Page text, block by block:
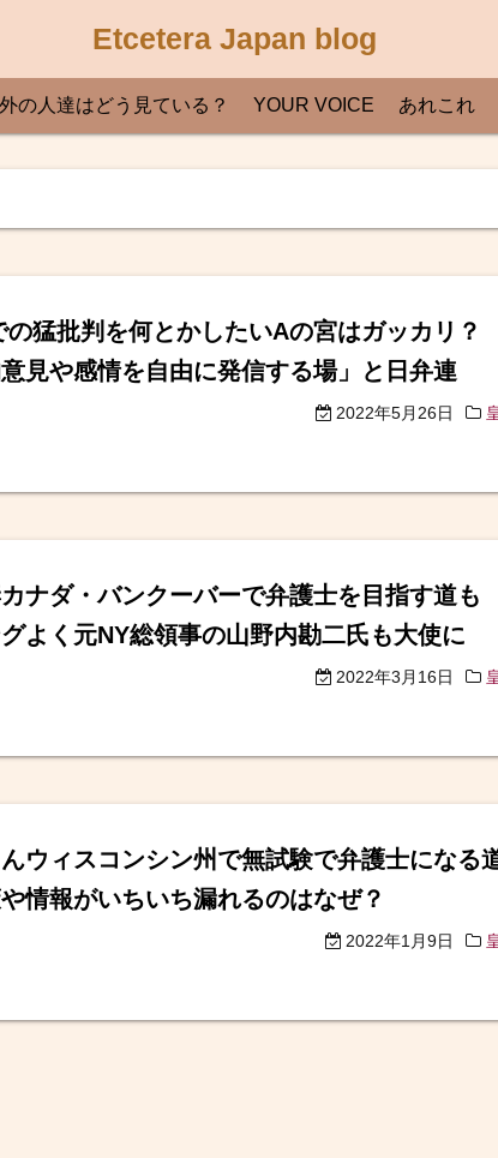
Etcetera Japan blog
の人達はどう見ている？ YOUR VOICE あれこれ
猛批判を何とかしたいAの宮はガッカリ？
意見や感情を自由に発信する場」と日弁連
2022年5月26日
ナダ・バンクーバーで弁護士を目指す道も
よく元NY総領事の山野内勘二氏も大使に
2022年3月16日
ウィスコンシン州で無試験で弁護士になる
情報がいちいち漏れるのはなぜ？
2022年1月9日